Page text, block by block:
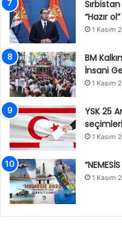
“Hazır
1 Kasım
BM
İnsani
1 Kasım
YSK 25
1 Kasım
1 Kasım